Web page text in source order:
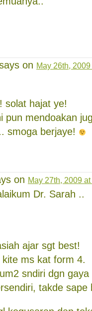
on May 26th,
solat hajat ye!
pun mendoakan
smoga berjaye!
on May 27th, 2009
Dr. Sarah ..
ajar sgt best!
kite ms kat form 4.
sndiri dgn
takde sape